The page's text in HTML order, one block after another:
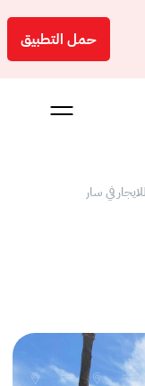
حمل التطبيق
في سار